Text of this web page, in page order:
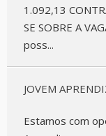
1.092,13
SE SOBRE A
poss...
JOVEM
Estamos com